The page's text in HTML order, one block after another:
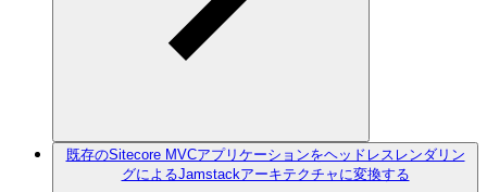
既存のSitecore MVCアプリケーションをヘッドレスレンダリン
グによるJamstackアーキテクチャに変換する